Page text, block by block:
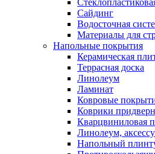
Сайдинг
Водосточная
Материалы для
Напольные покрытия
Керамическая
Террасная доска
Линолеум
Ламинат
Ковровые
Коврики
Кварцвиниловая
Линолеум,
Напольный